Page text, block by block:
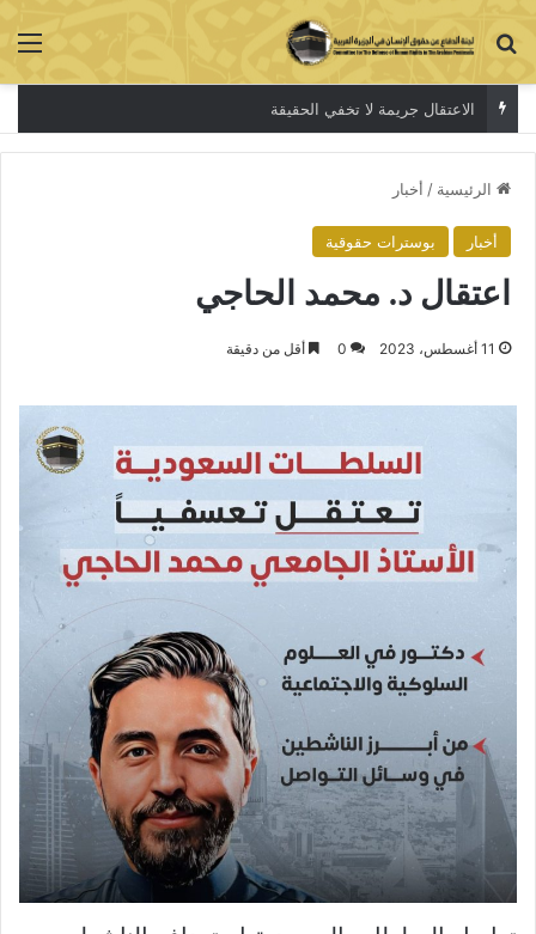
بحث عن
الاعتقال جريمة لا تخفي الحقيقة
الرئيسية / أخبار
أخبار بوسترات حقوقية
اعتقال د. محمد الحاجي
11 أغسطس، 2023 0 أقل من دقيقة